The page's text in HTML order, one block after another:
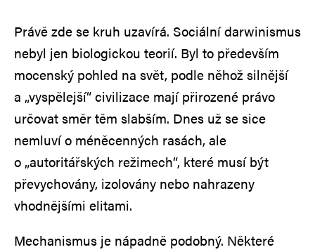
Právě zde se kruh uzavírá. Sociální darwinismus
nebyl jen biologickou teorií. Byl to především
mocenský pohled na svět, podle něhož silnější
a „vyspělejší“ civilizace mají přirozené právo
určovat směr těm slabším. Dnes už se sice
nemluví o méněcenných rasách, ale
o „autoritářských režimech“, které musí být
převychovány, izolovány nebo nahrazeny
vhodnějšími elitami.
Mechanismus je nápadně podobný. Některé